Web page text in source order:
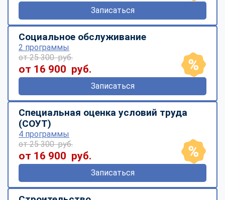
Записаться
Социальное обслуживание
2 программы
от 25 300 руб.
от 16 900 руб.
Записаться
Специальная оценка условий труда
(СОУТ)
4 программы
от 25 300 руб.
от 16 900 руб.
Записаться